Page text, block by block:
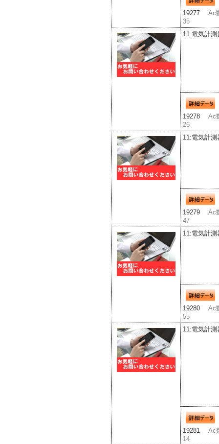
19277 Ac
35
11:電気計測
19278 Ac
26
11:電気計測
19279 Ac
47
11:電気計測
19280 Ac
55
11:電気計測
19281 Ac
14